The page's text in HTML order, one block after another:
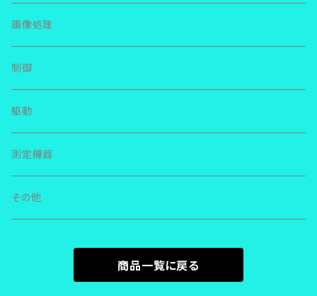
ＳＲＳ
ＨＲＷ
ＬＷＬ
ＬＷＥＳ
ＮＳＫ リニアガイド
ＬＥ
ＬＨ
その他
ＮＳＫ
その他
画像処理
制御
駆動
測定機器
その他
商品一覧に戻る